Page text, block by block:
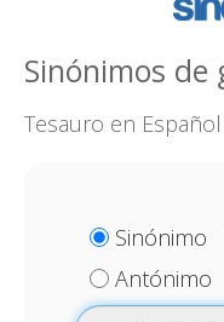
Sinónimos de
Tesauro en
Sinónimo
Antónimo